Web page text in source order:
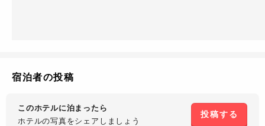
宿泊者の投稿
このホテルに泊まったら
ホテルの写真をシェアしましょう
投稿する